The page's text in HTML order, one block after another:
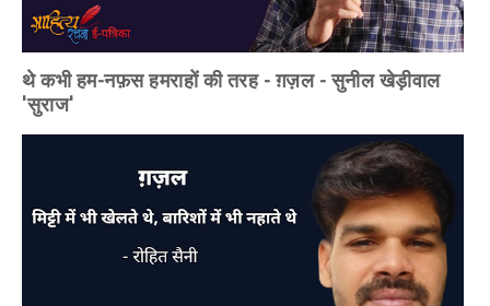
थे कभी हम-नफ़स हमराहों की तरह - ग़ज़ल - सुनील खेड़ीवाल
'सुराज'